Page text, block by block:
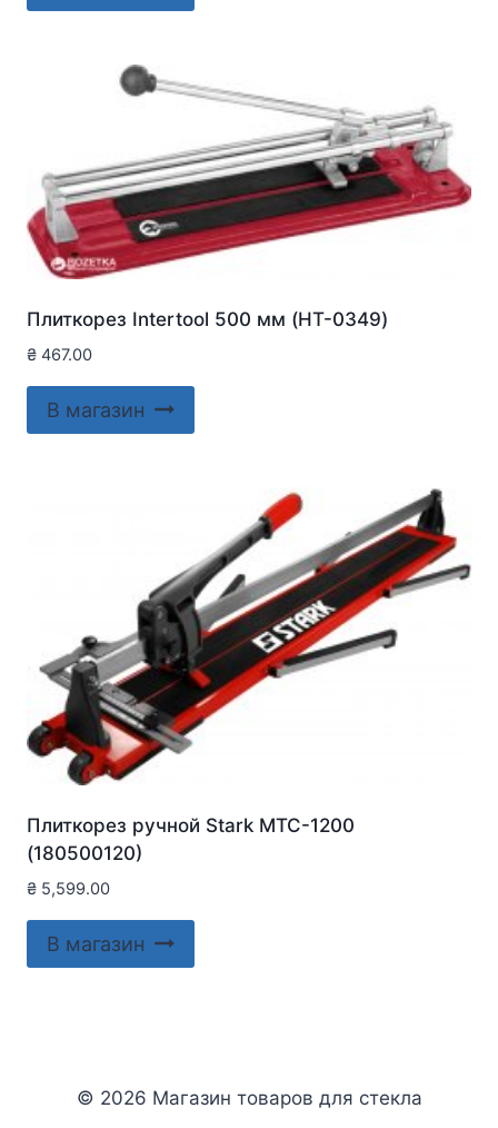
Плиткорез Intertool 500 мм (HT-0349)
₴ 467.00
В магазин
Плиткорез ручной Stark MTC-1200
(180500120)
₴ 5,599.00
В магазин
© 2026 Магазин товаров для стекла